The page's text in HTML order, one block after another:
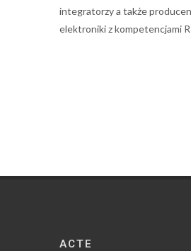
integratorzy a także
elektroniki z kompetencjami
ACTE